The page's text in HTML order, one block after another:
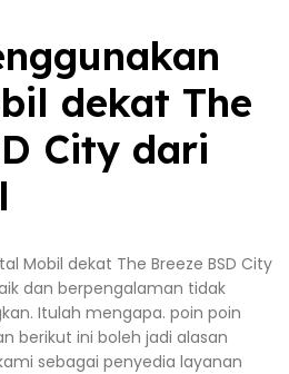
dekat The
City dari
Mobil dekat The Breeze BSD City
dan berpengalaman tidak
Itulah mengapa. poin poin
berikut ini boleh jadi alasan
sebagai penyedia layanan